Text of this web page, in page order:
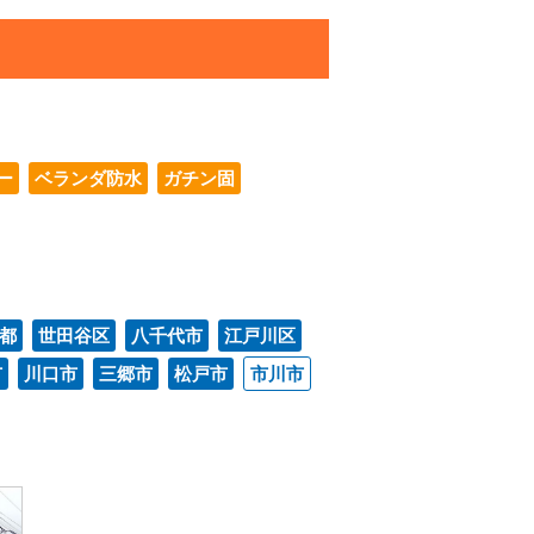
ベランダ防水 ガチン固
世田谷区 八千代市
江戸川区
川口市 三郷市 松戸市 市川市